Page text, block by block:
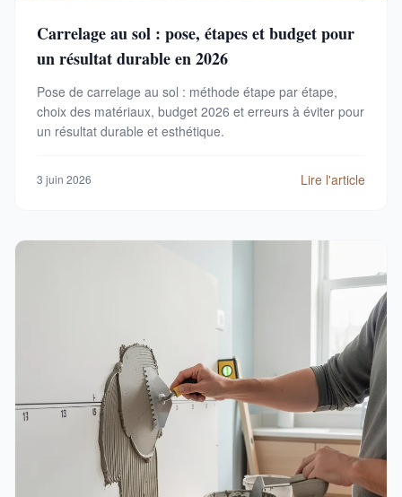
Carrelage au sol : pose, étapes et budget pour
un résultat durable en 2026
Pose de carrelage au sol : méthode étape par étape,
choix des matériaux, budget 2026 et erreurs à éviter pour
un résultat durable et esthétique.
3 juin 2026 Lire l'article